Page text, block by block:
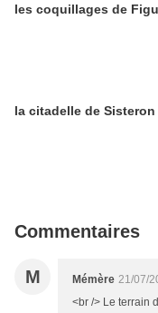
les coquillages de
la citadelle de Sisteron
Commentaires
M Mémère 21/07/
<br /> Le terrain